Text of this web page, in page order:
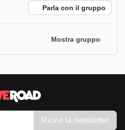
Parla con il gruppo
Mostra gruppo
Ricevi la newsletter